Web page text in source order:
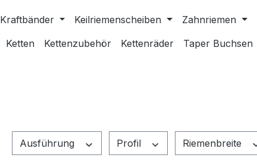
Kraftbänder Keilriemenscheiben Zahnriemen
Ketten Kettenzubehör Kettenräder Taper Buchsen
Ausführung Profil Riemenbreite